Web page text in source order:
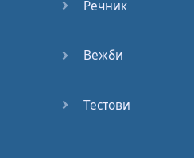
Речник
Вежби
Тестови